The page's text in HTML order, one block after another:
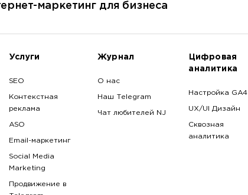
маркетинг для бизнеса
Услуги
SEO
Контекстная
реклама
ASO
Email-маркетинг
Social Media
Marketing
Продвижение в
Журнал
О нас
Наш Telegram
Чат любителей NJ
Цифровая
аналитика
Настройка GA4
UX/UI Дизайн
Сквозная
аналитика